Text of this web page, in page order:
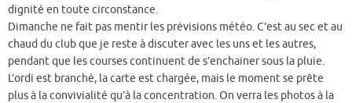
dignité en toute circonstance.
Dimanche ne fait pas mentir les prévisions météo. C’est au sec et au
chaud du club que je reste à discuter avec les uns et les autres,
pendant que les courses continuent de s’enchainer sous la pluie.
L’ordi est branché, la carte est chargée, mais le moment se prête
plus à la convivialité qu’à la concentration. On verra les photos à la